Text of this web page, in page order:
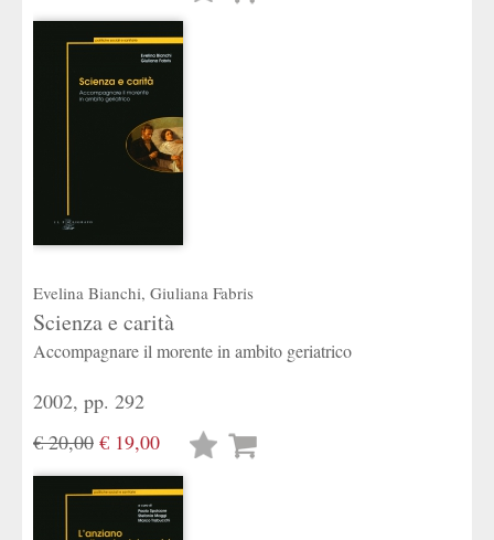
Evelina Bianchi, Giuliana Fabris
Scienza e carità
Accompagnare il morente in ambito geriatrico
2002, pp. 292
€ 20,00 € 19,00
Lista